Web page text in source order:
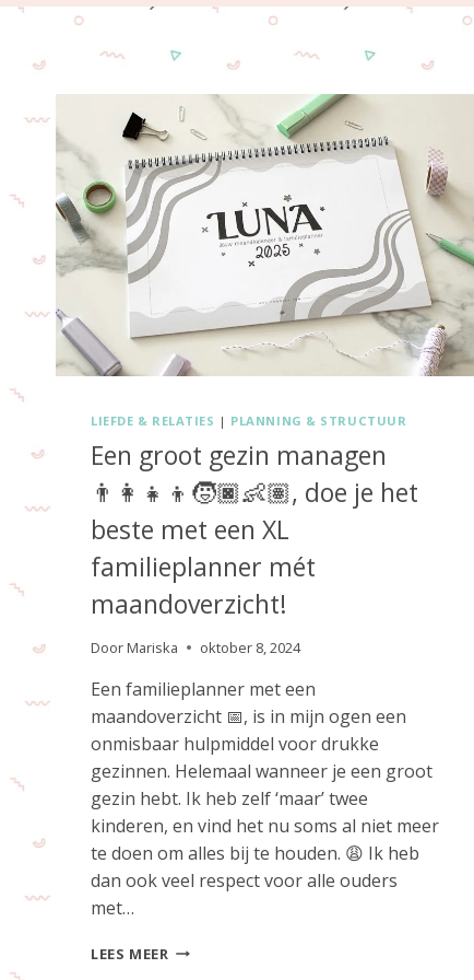
LIEFDE & RELATIES | PLANNING & STRUCTUUR
Een groot gezin managen
👨‍👩‍👧‍👦🧒🏿👶🏽, doe je het
beste met een XL
familieplanner mét
maandoverzicht!
Door Mariska oktober 8, 2024
Een familieplanner met een
maandoverzicht 📅, is in mijn ogen een
onmisbaar hulpmiddel voor drukke
gezinnen. Helemaal wanneer je een groot
gezin hebt. Ik heb zelf ‘maar’ twee
kinderen, en vind het nu soms al niet meer
te doen om alles bij te houden. 😩 Ik heb
dan ook veel respect voor alle ouders
met…
LEES MEER EEN